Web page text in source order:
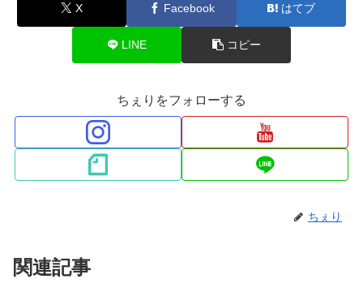
X Facebook はてブ
LINE コピー
ちぇりをフォローする
ちぇり
関連記事